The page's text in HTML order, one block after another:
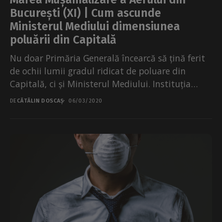
București (XI) | Cum ascunde
Ministerul Mediului dimensiunea
poluării din Capitală
Nu doar Primăria Generală încearcă să țină ferit
de ochii lumii gradul ridicat de poluare din
Capitală, ci și Ministerul Mediului. Instituția
guvernamentală...
DE CĂTĂLIN DOSCAȘ 06/03/2020